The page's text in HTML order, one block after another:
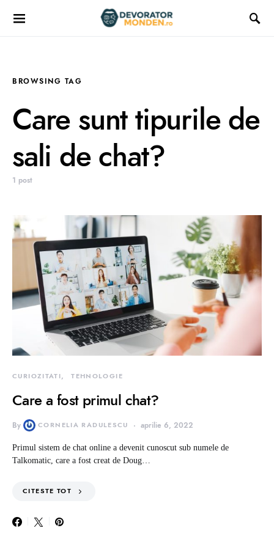
BROWSING TAG
Care sunt tipurile de
sali de chat?
1 post
CURIOZITATI TEHNOLOGIE
Care a fost primul chat?
By CORNELIA RADULESCU aprilie 6, 2022
Primul sistem de chat online a devenit cunoscut sub numele de
Talkomatic, care a fost creat de Doug…
CITESTE TOT